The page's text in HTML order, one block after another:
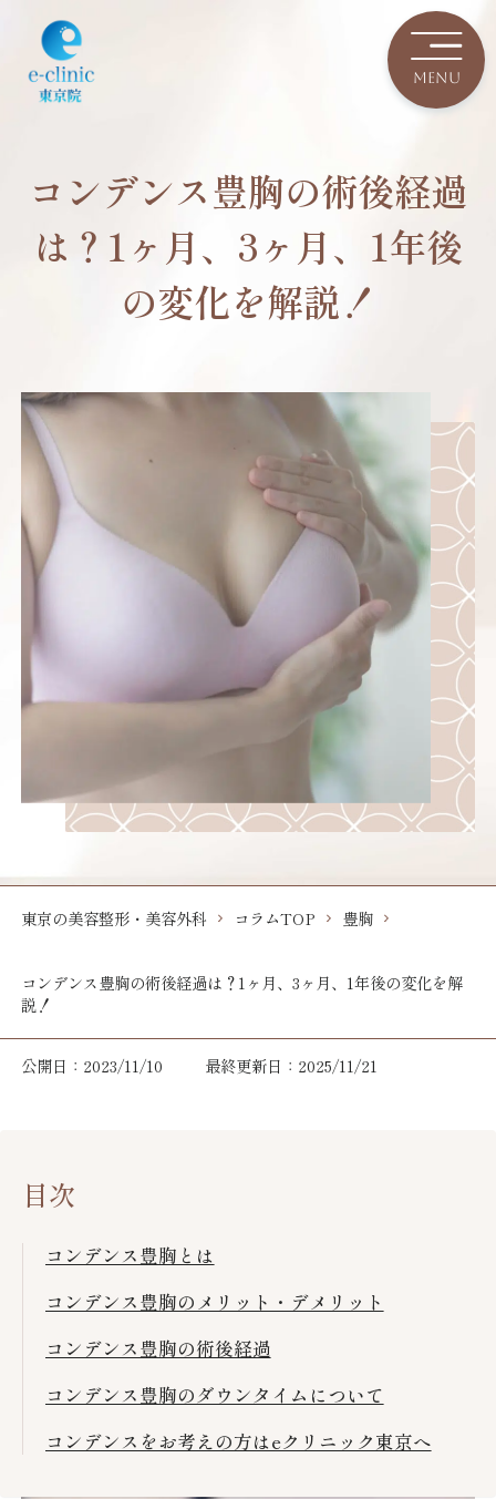
コンデンス豊胸の術後経過
は？1ヶ月、3ヶ月、1年後
の変化を解説！
東京の美容整形・美容外科 コラムTOP 豊胸
コンデンス豊胸の術後経過は？1ヶ月、3ヶ月、1年後の変化を解
説！
公開日：2023/11/10 最終更新日：2025/11/21
目次
コンデンス豊胸とは
コンデンス豊胸のメリット・デメリット
コンデンス豊胸の術後経過
コンデンス豊胸のダウンタイムについて
コンデンスをお考えの方はeクリニック東京へ